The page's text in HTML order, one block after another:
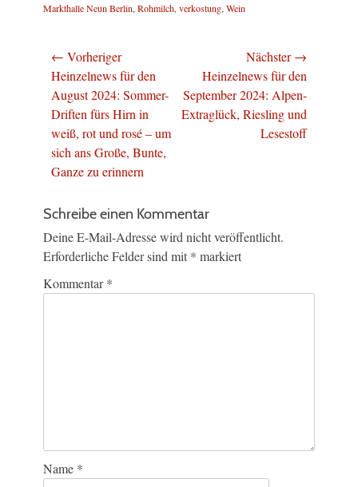
Markthalle Neun Berlin Rohmilch verkostung Wein
Beitragsnavigation
← Vorheriger
Vorheriger
Beitrag:
Heinzelnews für den
August 2024: Sommer-
Driften fürs Hirn in
weiß, rot und rosé – um
sich ans Große, Bunte,
Ganze zu erinnern
Nächster →
Nächster
Beitrag:
Heinzelnews für den
September 2024: Alpen-
Extraglück, Riesling und
Lesestoff
Schreibe einen Kommentar
Deine E-Mail-Adresse wird nicht veröffentlicht.
Erforderliche Felder sind mit * markiert
Kommentar*
Name *